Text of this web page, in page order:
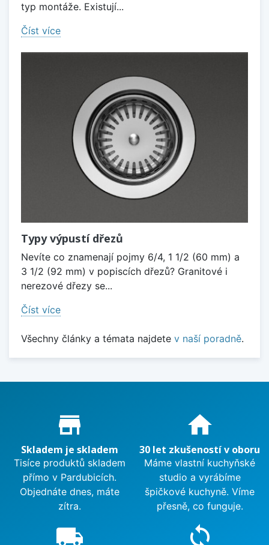
typ montáže. Existují...
Číst více
Typy výpustí dřezů
Nevíte co znamenají pojmy 6/4, 1 1/2 (60 mm) a
3 1/2 (92 mm) v popiscích dřezů? Granitové i
nerezové dřezy se...
Číst více
Všechny články a témata najdete v naší poradně.
Proč nakupovat u nás?
store_mall_directory
Skladem je skladem
Tisíce produktů skladem
přímo v Pardubicích.
Objednáte dnes, máte
zítra.
home
30 let zkušeností v oboru
Máme vlastní kuchyňské
studio a vyrábíme
špičkové kuchyně. Víme
přesně, co funguje.
local_shipping sync